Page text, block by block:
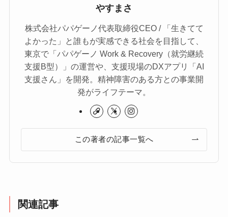
やすまさ
株式会社パパゲーノ代表取締役CEO / 「生きてて
よかった」と誰もが実感できる社会を目指して、
東京で「パパゲーノ Work & Recovery（就労継続
支援B型）」の運営や、支援現場のDXアプリ「AI
支援さん」を開発。精神障害のある方との事業開
発がライフテーマ。
この著者の記事一覧へ
関連記事